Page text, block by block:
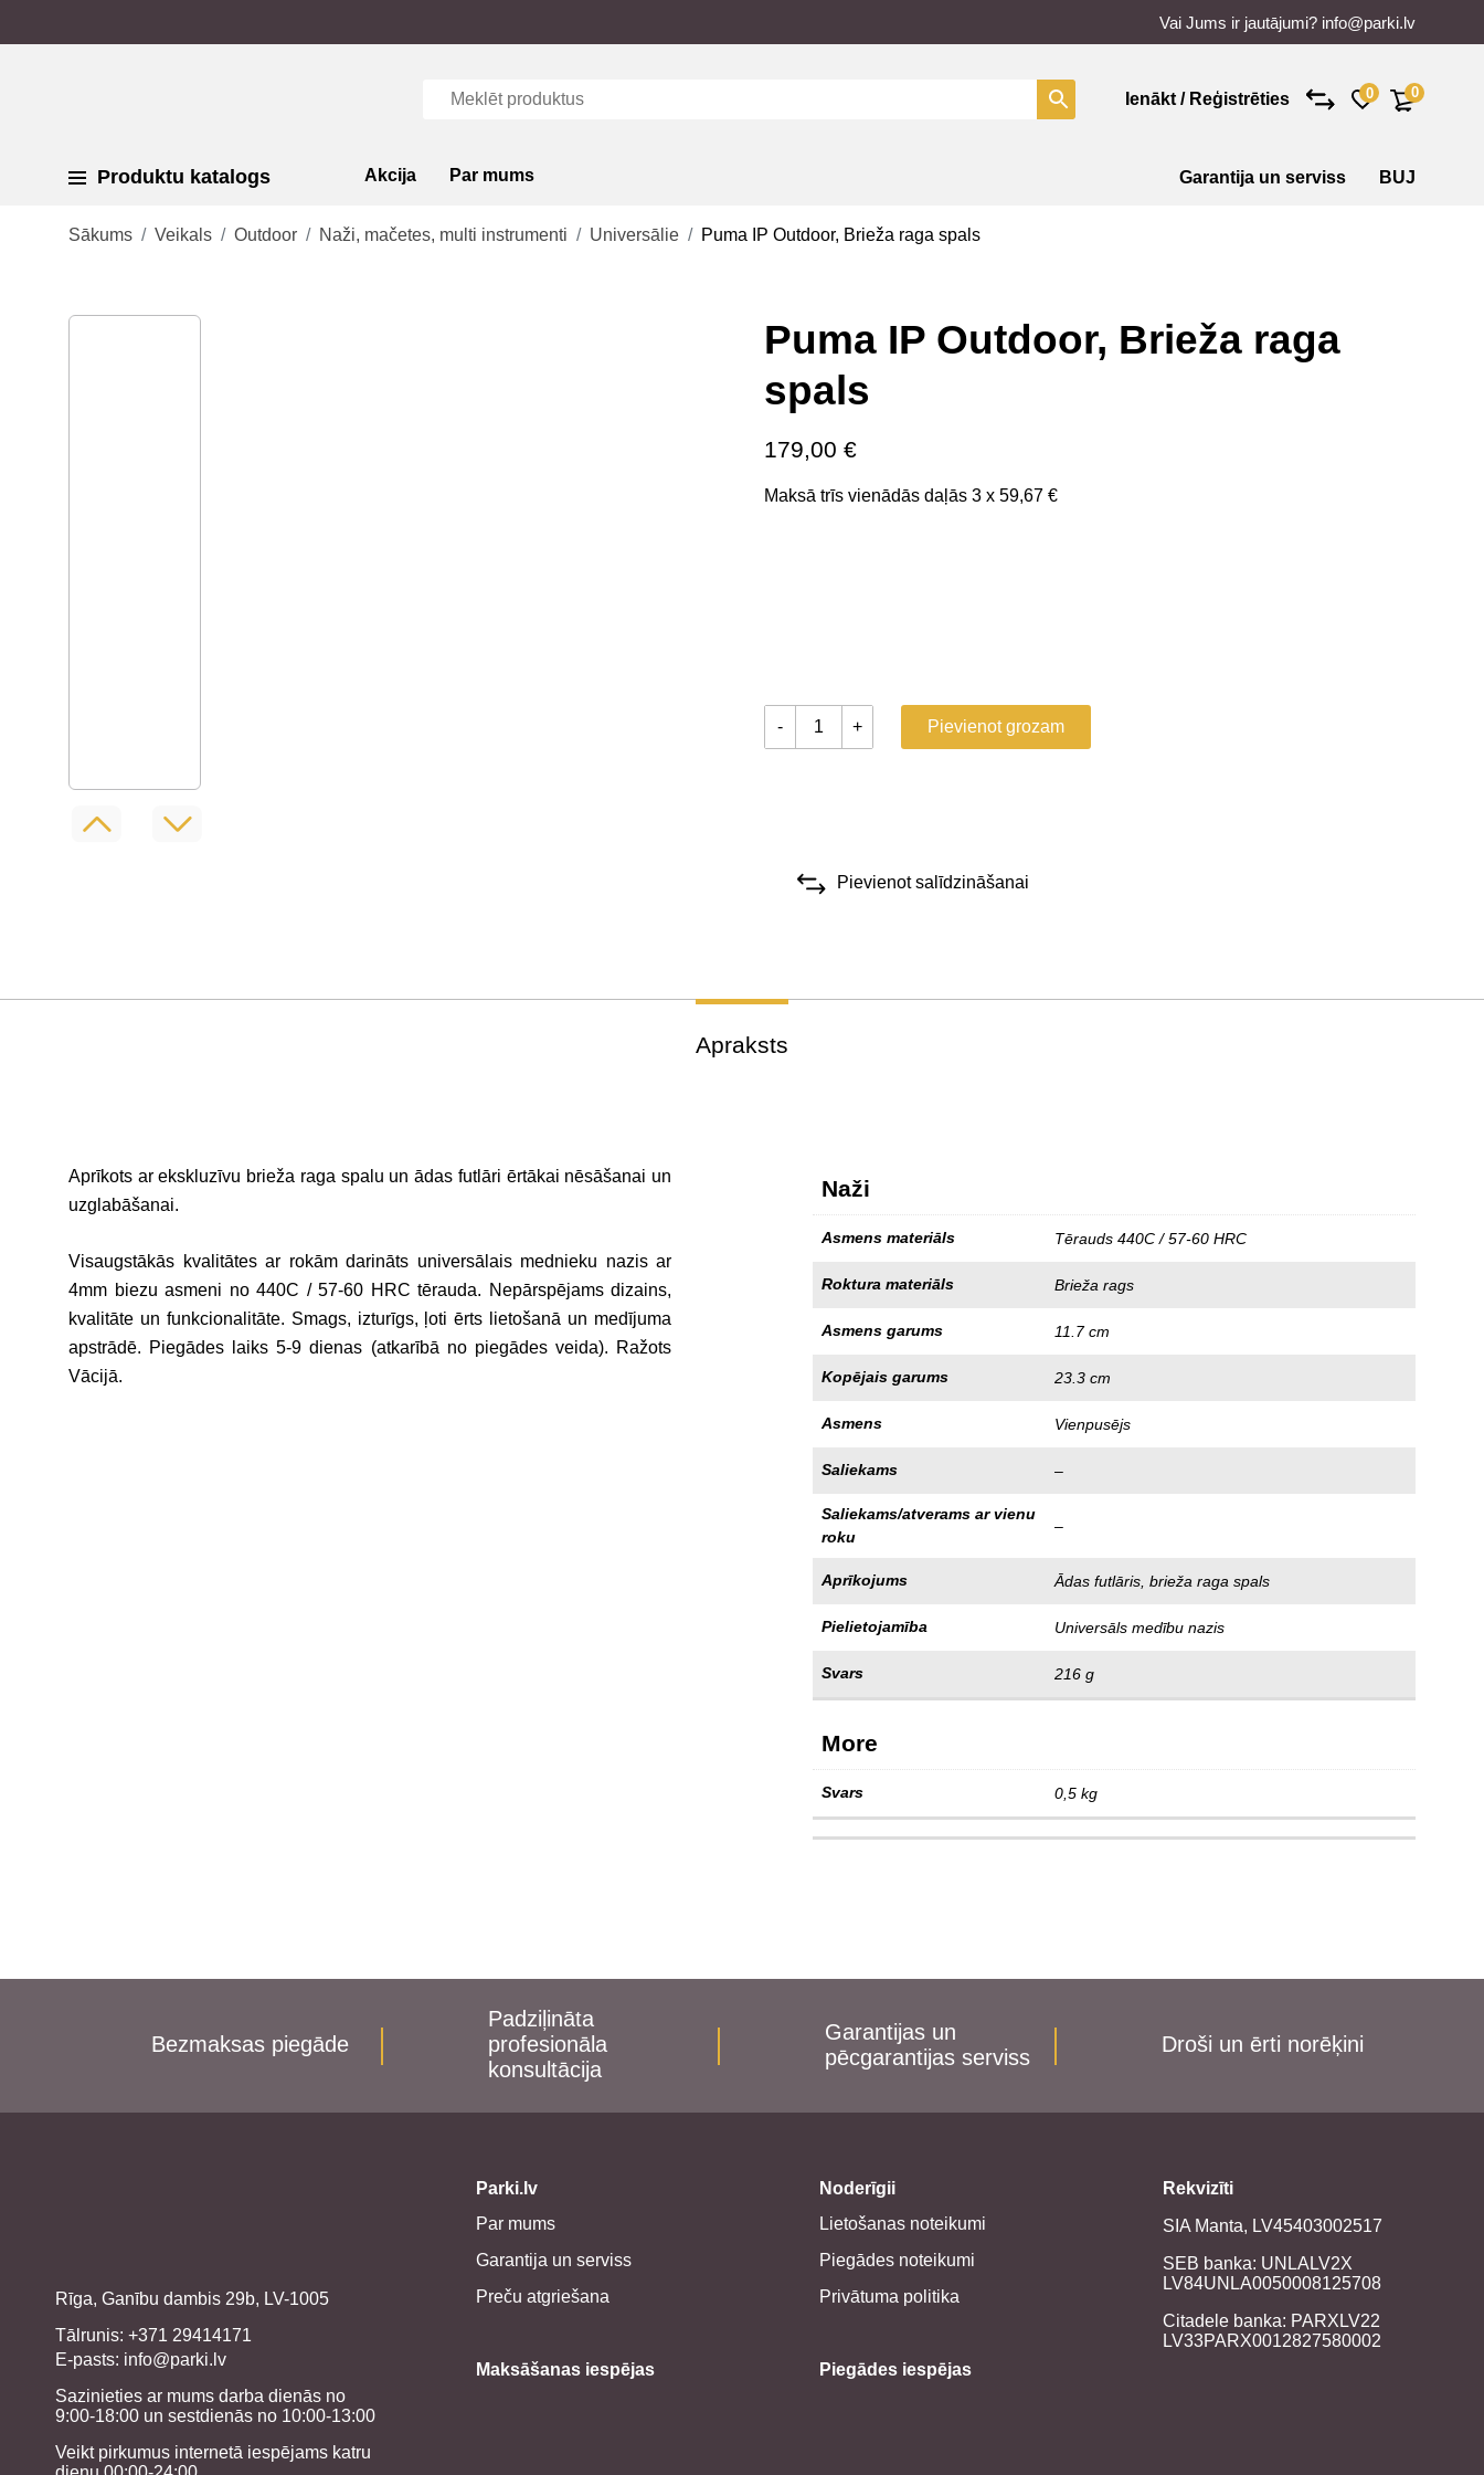
Vai Jums ir jautājumi? info@parki.lv
Ienākt / Reģistrēties 0 0
Produktu katalogs Akcija Par mums Garantija un serviss BUJ
Sākums Veikals Outdoor Naži, mačetes, multi instrumenti Universālie Puma IP Outdoor, Brieža raga spals
Puma IP Outdoor, Brieža raga
spals
Maksā trīs vienādās daļās 3 x 59,67 €
179,00 €
- + Pievienot grozam
Pievienot salīdzināšanai
Apraksts
Aprīkots ar ekskluzīvu brieža raga spalu un ādas futlāri ērtākai nēsāšanai un
uzglabāšanai.
Visaugstākās kvalitātes ar rokām darināts universālais mednieku nazis ar
4mm biezu asmeni no 440C / 57-60 HRC tērauda. Nepārspējams dizains,
kvalitāte un funkcionalitāte. Smags, izturīgs, ļoti ērts lietošanā un medījuma
apstrādē. Piegādes laiks 5-9 dienas (atkarībā no piegādes veida). Ražots
Vācijā.
Naži
Asmens materiāls Tērauds 440C / 57-60 HRC
Roktura materiāls Brieža rags
Asmens garums 11.7 cm
Kopējais garums 23.3 cm
Asmens Vienpusējs
Saliekams –
Saliekams/atverams ar vienu
roku
–
Aprīkojums Ādas futlāris, brieža raga spals
Pielietojamība Universāls medību nazis
Svars 216 g
More
Svars 0,5 kg
Bezmaksas piegāde
Padziļināta
profesionāla
konsultācija
Garantijas un
pēcgarantijas serviss
Droši un ērti norēķini
Rīga, Ganību dambis 29b, LV-1005
Tālrunis: +371 29414171
E-pasts: info@parki.lv
Sazinieties ar mums darba dienās no
9:00-18:00 un sestdienās no 10:00-13:00
Veikt pirkumus internetā iespējams katru
Parki.lv
Par mums
Garantija un serviss
Preču atgriešana
Maksāšanas iespējas
Noderīgii
Lietošanas noteikumi
Piegādes noteikumi
Privātuma politika
Piegādes iespējas
Rekvizīti
SIA Manta, LV45403002517
SEB banka: UNLALV2X
LV84UNLA0050008125708
Citadele banka: PARXLV22
LV33PARX0012827580002